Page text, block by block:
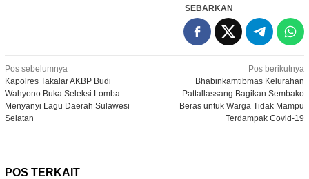
SEBARKAN
Navigasi
pos
Pos sebelumnya
Kapolres Takalar AKBP Budi
Wahyono Buka Seleksi Lomba
Menyanyi Lagu Daerah Sulawesi
Selatan
Pos berikutnya
Bhabinkamtibmas Kelurahan
Pattallassang Bagikan Sembako
Beras untuk Warga Tidak Mampu
Terdampak Covid-19
POS TERKAIT